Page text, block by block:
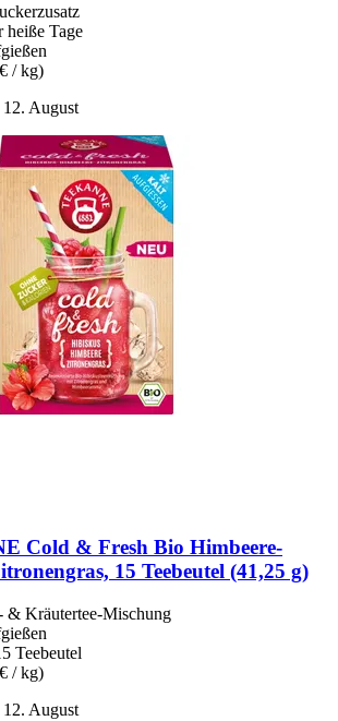
heiße Tage
/ kg)
August
Cold & Fresh Bio Himbeere-​
15 Teebeutel (41,25 g)
& Kräutertee-Mischung
Teebeutel
/ kg)
August